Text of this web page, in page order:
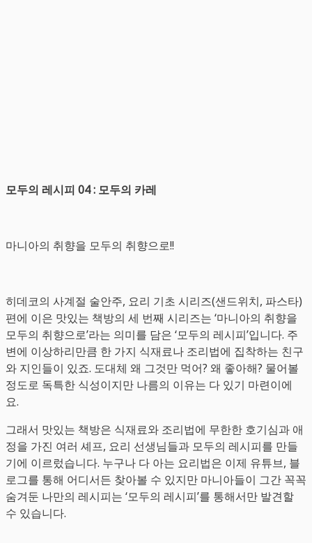
모두의 레시피 04 : 모두의 카레
마니아의 취향을 모두의 취향으로!!
히데코의 사계절 술안주, 요리 기초 시리즈(샌드위치, 파스타)
편에 이은 맛있는 책방의 세 번째 시리즈는 ‘마니아의 취향을
모두의 취향으로’라는 의미를 담은 ‘모두의 레시피’입니다. 주
변에 이상하리만큼 한 가지 식재료나 조리법에 집착하는 친구
와 지인들이 있죠. 도대체 왜 그것만 먹어? 왜 좋아해? 물어볼
정도로 독특한 식성이지만 나름의 이유는 다 있기 마련이에
요.
그래서 맛있는 책방은 식재료와 조리법에 무한한 호기심과 애
정을 가진 여러 셰프, 요리 선생님들과 모두의 레시피를 만들
기에 이르렀습니다. 누구나 다 아는 요리법은 이제 유튜브, 블
로그를 통해 어디서든 찾아볼 수 있지만 마니아들이 그간 꼭꼭
숨겨둔 나만의 레시피는 ‘모두의 레시피’를 통해서만 발견할
수 있습니다.